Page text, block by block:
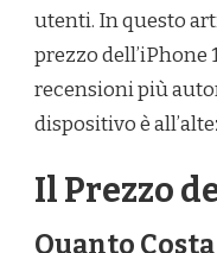
utenti. In questo
prezzo dell’iPhone
recensioni più
dispositivo è
Il Prezzo
Quanto Costa